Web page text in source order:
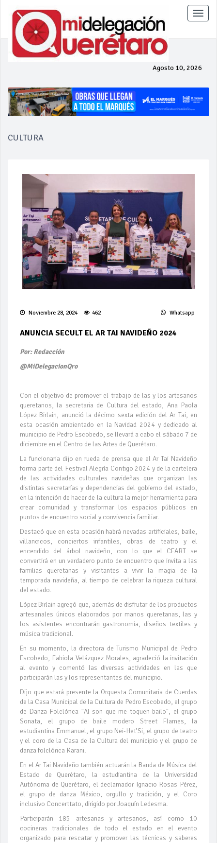
Toggle
Agosto 10, 2026
CULTURA
Noviembre 28, 2024 462 Whatsapp
ANUNCIA SECULT EL AR TAI NAVIDEÑO 2024
Por: Redacción
@MiDelegacionQro
Con el objetivo de promover el trabajo de las y los artesanos
queretanos, la secretaria de Cultura del estado, Ana Paola
López Birlain, anunció la décimo sexta edición del Ar Tai, en
esta ocasión ambientado en la Navidad 2024 y dedicado al
municipio de Pedro Escobedo, se llevará a cabo el sábado 7 de
diciembre en el Centro de las Artes de Querétaro.
La funcionaria dijo en rueda de prensa que el Ar Tai Navideño
forma parte del Festival Alegría Contigo 2024 y de la cartelera
de las actividades culturales navideñas que organizan las
distintas secretarías y dependencias del gobierno del estado,
en la intención de hacer de la cultura la mejor herramienta para
crear comunidad y transformar los espacios públicos en
puntos de encuentro social y convivencia familiar.
Destacó que en esta ocasión habrá nevadas artificiales, baile,
villancicos, conciertos infantiles, obras de teatro y el
encendido del árbol navideño, con lo que el CEART se
convertirá en un verdadero punto de encuentro que invita a las
familias queretanas y visitantes a vivir la magia de la
temporada navideña, al tiempo de celebrar la riqueza cultural
del estado.
López Birlain agregó que, además de disfrutar de los productos
artesanales únicos elaborados por manos queretanas, las y
los asistentes encontrarán gastronomía, diseños textiles y
música tradicional.
En su momento, la directora de Turismo Municipal de Pedro
Escobedo, Fabiola Velázquez Morales, agradeció la invitación
al evento y comentó las diversas actividades en las que
participarán las y los representantes del municipio.
Dijo que estará presente la Orquesta Comunitaria de Cuerdas
de la Casa Municipal de la Cultura de Pedro Escobedo, el grupo
de Danza Folclórica "Al son que me toquen bailo", el grupo
Sonata, el grupo de baile modero Street Flames, la
estudiantina Emmanuel, el grupo Nei-Het’Si, el grupo de teatro
y el coro de la Casa de la Cultura del municipio y el grupo de
danza folclórica Karani.
En el Ar Tai Navideño también actuarán la Banda de Música del
Estado de Querétaro, la estudiantina de la Universidad
Autónoma de Querétaro, el declamador Ignacio Rosas Pérez,
el grupo de danza México, orgullo y tradición, y el Coro
inclusivo Concerttato, dirigido por Joaquín Ledesma.
Participarán 185 artesanas y artesanos, así como 10
cocineras tradicionales de todo el estado en el evento
organizado para rescatar y promover las técnicas y saberes